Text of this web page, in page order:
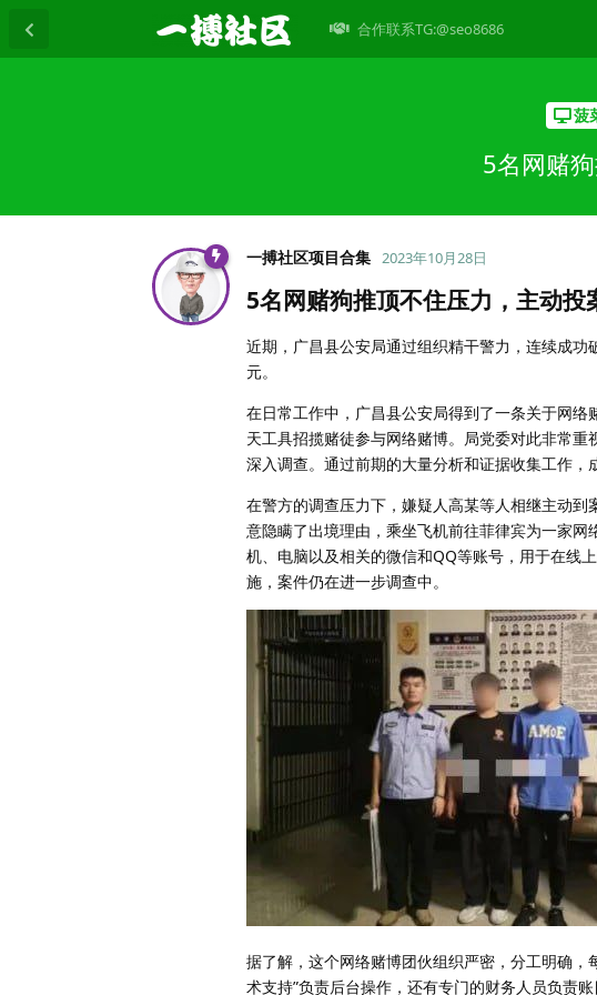
合作联系TG:@seo8686
菠
5名网赌
一搏社区项目合集 2023年10月28日
5名网赌狗推顶不住压力，主动投
近期，广昌县公安局通过组织精干警力，连续成
元。
在日常工作中，广昌县公安局得到了一条关于网
天工具招揽赌徒参与网络赌博。局党委对此非常
深入调查。通过前期的大量分析和证据收集工作，
在警方的调查压力下，嫌疑人高某等人相继主动
意隐瞒了出境理由，乘坐飞机前往菲律宾为一家网
机、电脑以及相关的微信和QQ等账号，用于在线
施，案件仍在进一步调查中。
据了解，这个网络赌博团伙组织严密，分工明确，
术支持”负责后台操作，还有专门的财务人员负责